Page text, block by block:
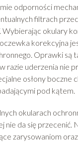
odporności
filtrach
Wybierając okulary
korekcyjna
Oprawki są
razie uderzenia nie
osłony boczne
pod kątem.
okularach
nie da się przecenić.
zarysowaniom